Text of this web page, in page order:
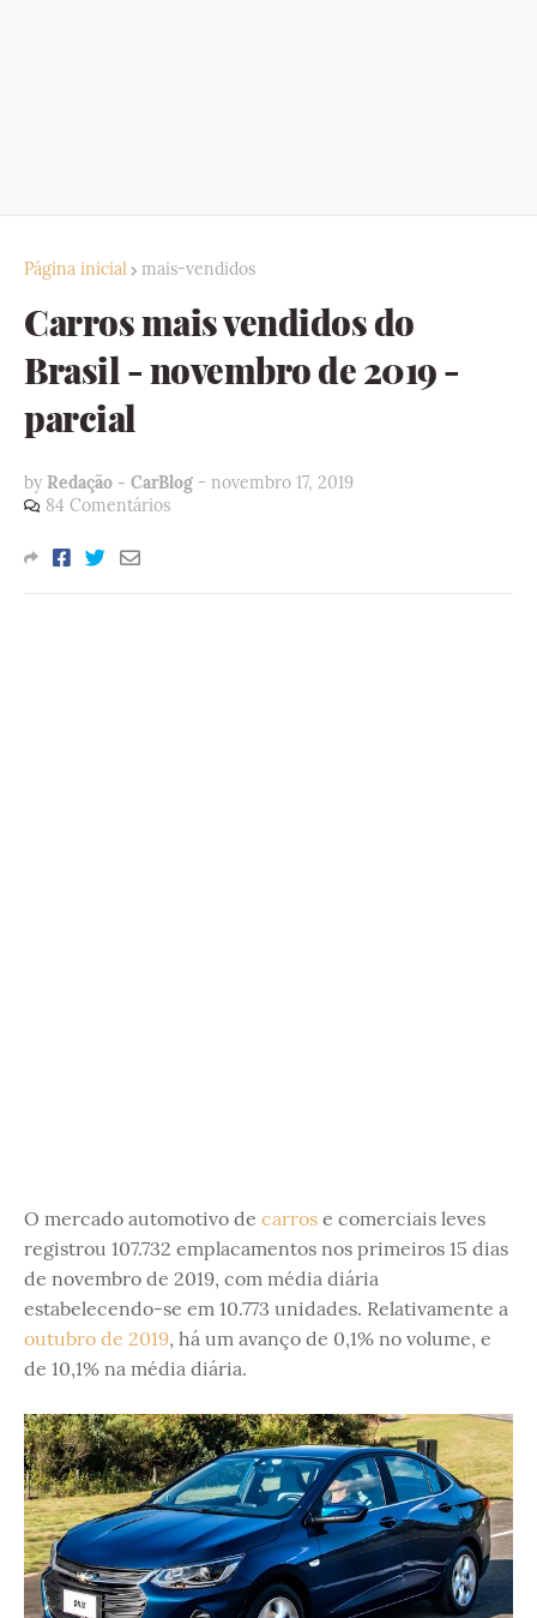
Página inicial mais-vendidos
Carros mais vendidos do
Brasil - novembro de 2019 -
parcial
by Redação - CarBlog - novembro 17, 2019
84 Comentários
O mercado automotivo de carros e comerciais leves
registrou 107.732 emplacamentos nos primeiros 15 dias
de novembro de 2019, com média diária
estabelecendo-se em 10.773 unidades. Relativamente a
outubro de 2019, há um avanço de 0,1% no volume, e
de 10,1% na média diária.